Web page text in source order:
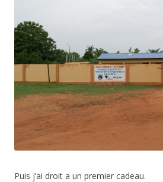
Puis j’ai droit a un premier cadeau.